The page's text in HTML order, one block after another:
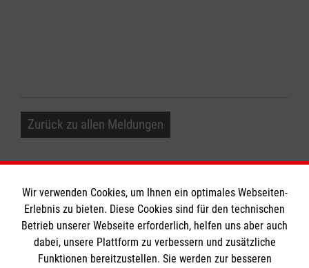
Zurück zu allen Meldungen
Informationen
Wir verwenden Cookies, um Ihnen ein optimales Webseiten-
Erlebnis zu bieten. Diese Cookies sind für den technischen
Betrieb unserer Webseite erforderlich, helfen uns aber auch
dabei, unsere Plattform zu verbessern und zusätzliche
Funktionen bereitzustellen. Sie werden zur besseren